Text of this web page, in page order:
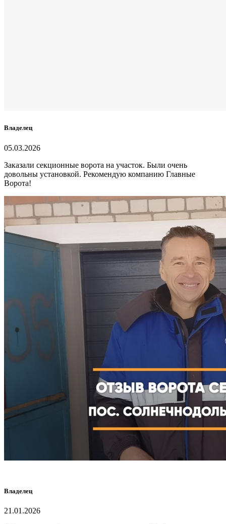
Владелец
05.03.2026
Заказали секционные ворота на участок. Были очень
довольны установкой. Рекомендую компанию Главные
Ворота!
Владелец
21.01.2026